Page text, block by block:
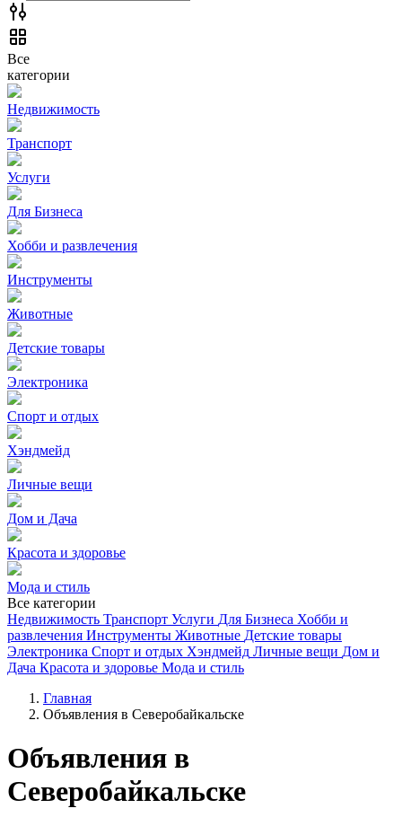
Все
категории
Недвижимость
Транспорт
Услуги
Для Бизнеса
Хобби и развлечения
Инструменты
Животные
Детские товары
Электроника
Спорт и отдых
Хэндмейд
Личные вещи
Дом и Дача
Красота и здоровье
Мода и стиль
Все категории
Недвижимость Транспорт Услуги Для Бизнеса Хобби и
развлечения Инструменты Животные Детские товары
Электроника Спорт и отдых Хэндмейд Личные вещи Дом и
Дача Красота и здоровье Мода и стиль
Главная
Объявления в Северобайкальске
Объявления в
Северобайкальске